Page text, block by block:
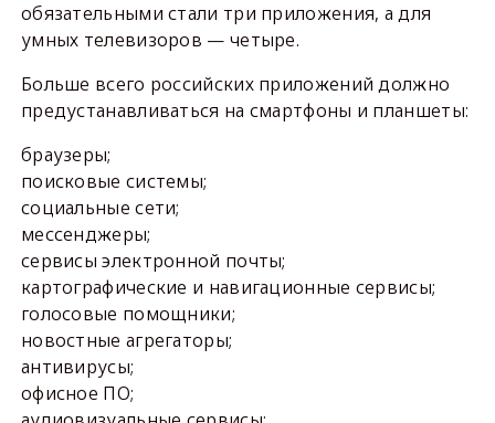
обязательными стали три приложения, а для
умных телевизоров — четыре.
Больше всего российских приложений должно
предустанавливаться на смартфоны и планшеты:
браузеры;
поисковые системы;
социальные сети;
мессенджеры;
сервисы электронной почты;
картографические и навигационные сервисы;
голосовые помощники;
новостные агрегаторы;
антивирусы;
офисное ПО;